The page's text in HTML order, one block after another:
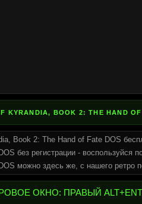
BOOK 2: THE HAND OF
Book 2: The Hand of Fate DOS
без регистрации - воспользуйся
можно здесь же, с нашего ретро
ОКНО: ПРАВЫЙ